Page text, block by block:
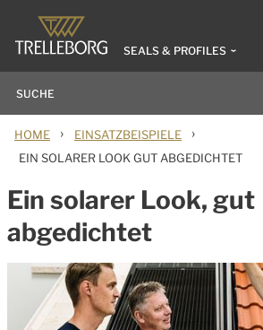
SEALS & PROFILES
HOME › EINSATZBEISPIELE ›
EIN SOLARER LOOK GUT ABGEDICHTET
Ein solarer Look, gut
abgedichtet